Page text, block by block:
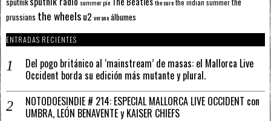
summer pie the cure
prussians the wheelsu2 veranoálbumes
ENTRADAS RECIENTES
Del pogo británico al ‘mainstream’ de masas: el Mallorca Live
Occident borda su edición más mutante y plural.
NOTODOESINDIE # 214: ESPECIAL MALLORCA LIVE OCCIDENT con
UMBRA, LEÓN BENAVENTE y KAISER CHIEFS